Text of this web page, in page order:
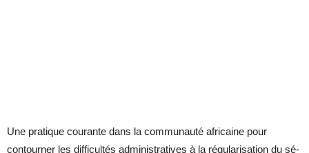
Une pra­tique cou­rante dans la com­mu­nauté afri­caine pour
contour­ner les dif­fi­cul­tés ad­mi­nis­tra­tives à la ré­gu­la­ri­sa­tion du sé­